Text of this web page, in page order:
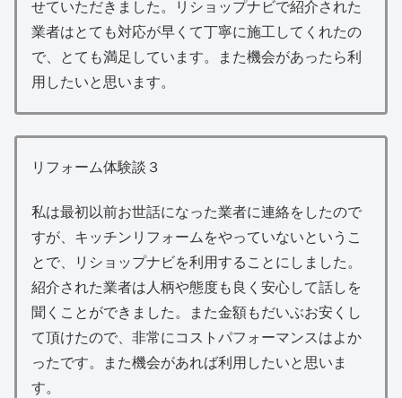
せていただきました。リショップナビで紹介された
業者はとても対応が早くて丁寧に施工してくれたの
で、とても満足しています。また機会があったら利
用したいと思います。
リフォーム体験談３
私は最初以前お世話になった業者に連絡をしたので
すが、キッチンリフォームをやっていないというこ
とで、リショップナビを利用することにしました。
紹介された業者は人柄や態度も良く安心して話しを
聞くことができました。また金額もだいぶお安くし
て頂けたので、非常にコストパフォーマンスはよか
ったです。また機会があれば利用したいと思いま
す。